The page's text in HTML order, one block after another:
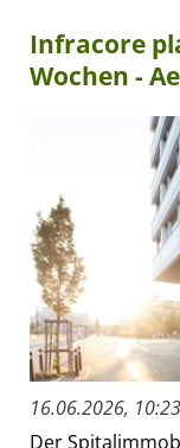
Infracore
Wochen -
16.06.2026,
Der